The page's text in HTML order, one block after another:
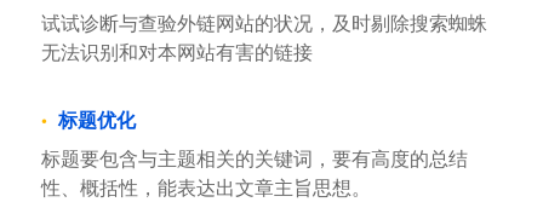
试试诊断与查验外链网站的状况，及时剔除搜索蜘蛛
无法识别和对本网站有害的链接
标题优化
标题要包含与主题相关的关键词，要有高度的总结
性、概括性，能表达出文章主旨思想。